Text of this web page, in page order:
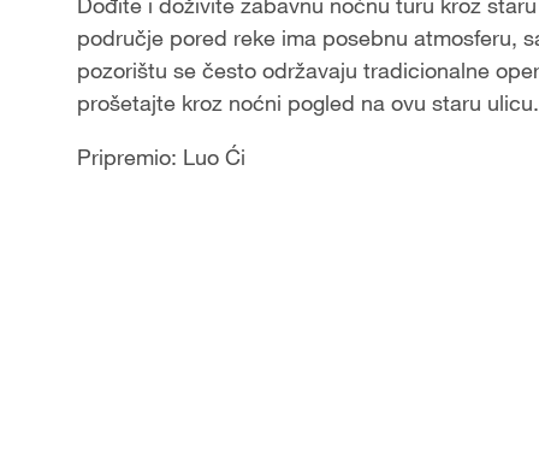
područje pored reke ima posebnu atmosferu,
pozorištu se često održavaju tradicionalne
prošetajte kroz noćni pogled na ovu staru ulicu.
Pripremio: Luo Ći